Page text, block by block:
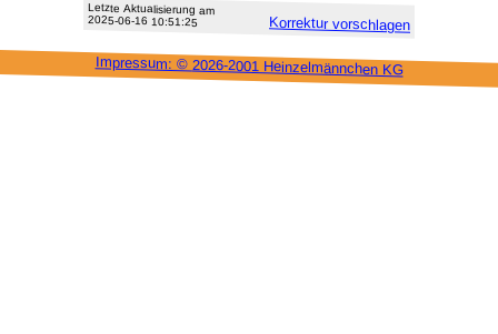
Letzte Aktu­alisie­rung am
2025-06-16 10:51:25 Korrektur vor­schlagen
Impressum: © 2026-2001 Heinzel­männchen KG